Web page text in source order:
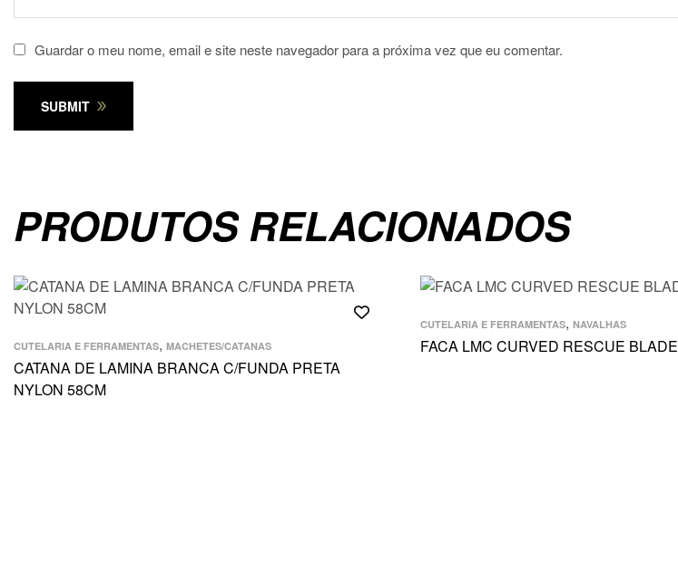
Guardar o meu nome, email e site neste navegador para a próxima vez que eu comentar.
SUBMIT
PRODUTOS RELACIONADOS
CUTELARIA E FERRAMENTAS, MACHETES/CATANAS
CATANA DE LAMINA BRANCA C/FUNDA PRETA
NYLON 58CM
CUTELARIA E FERRAMENTAS, NAVALHAS
FACA LMC CURVED RESCUE BLADE